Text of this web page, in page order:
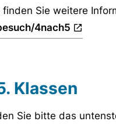
Sie weitere
4nach5
Klassen
Sie bitte das